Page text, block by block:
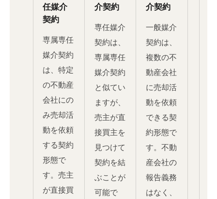
任媒介
契約
専属専任
媒介契約
は、特定
の不動産
会社にの
み売却活
動を依頼
する契約
形態で
す。売主
が直接買
介契約
専任媒介
契約は、
専属専任
媒介契約
と似てい
ますが、
売主が直
接買主を
見つけて
契約を結
ぶことが
可能で
介契約
一般媒介
契約は、
複数の不
動産会社
に売却活
動を依頼
できる契
約形態で
す。不動
産会社の
報告義務
はなく、